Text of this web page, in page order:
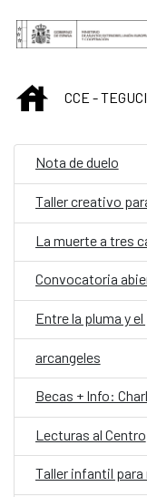
Saltar al contenido
INICIO
CCE -
Nota de duelo
La muerte a tres
Entre la pluma y
arcangeles
Lecturas al Centro
Taller infantil